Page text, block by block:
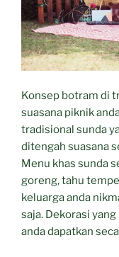
Konsep botram di
suasana piknik
tradisional sunda
ditengah suasana
Menu khas sunda
goreng, tahu
keluarga anda
saja. Dekorasi
anda dapatkan